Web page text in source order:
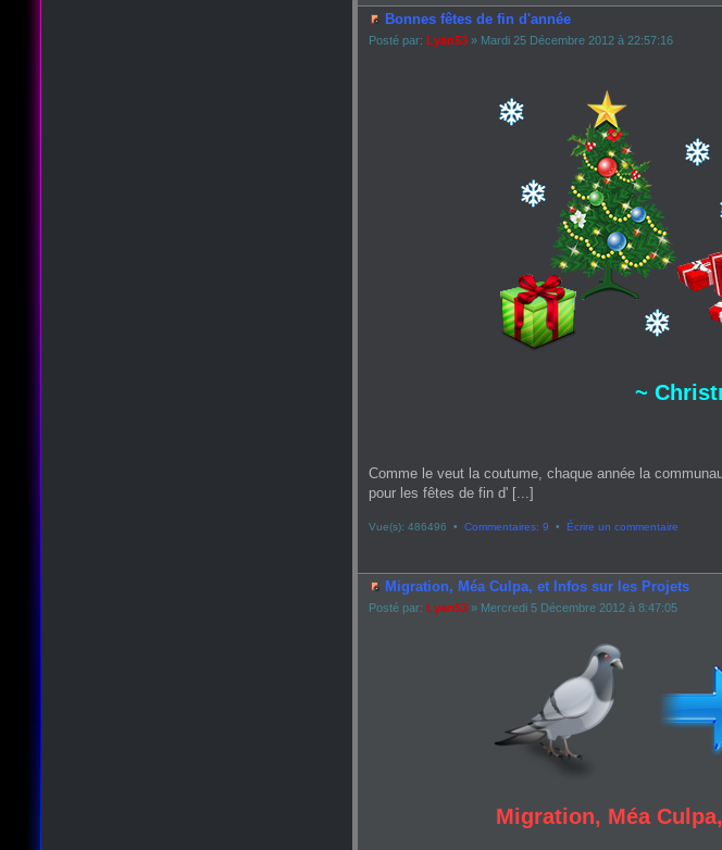
Bonnes fêtes de fin d'année
Posté par: Lyan53» Mardi 25 Décembre 2012 à 22:57:16
~
Comme le veut la coutume, chaque année la
pour les fêtes de fin d' [...]
Vue(s): 486496 • Commentaires: 9 • Écrire un commentaire
Migration, Méa Culpa, et Infos sur les Projets
Posté par: Lyan53» Mercredi 5 Décembre 2012 à 8:47:05
Migration, Méa